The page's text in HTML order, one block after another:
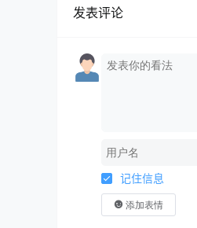
发表评论
记住信息
添加表情